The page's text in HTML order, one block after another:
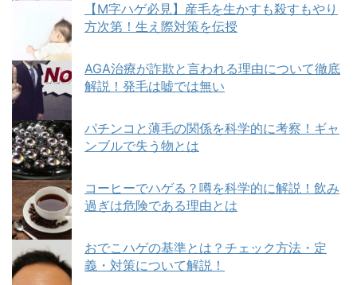
【M字ハゲ必見】産毛を生かすも殺すもやり
方次第！生え際対策を伝授
AGA治療が詐欺と言われる理由について徹底
解説！発毛は嘘では無い
パチンコと薄毛の関係を科学的に考察！ギャ
ンブルで失う物とは
コーヒーでハゲる？噂を科学的に解説！飲み
過ぎは危険である理由とは
おでこハゲの基準とは？チェック方法・定
義・対策について解説！